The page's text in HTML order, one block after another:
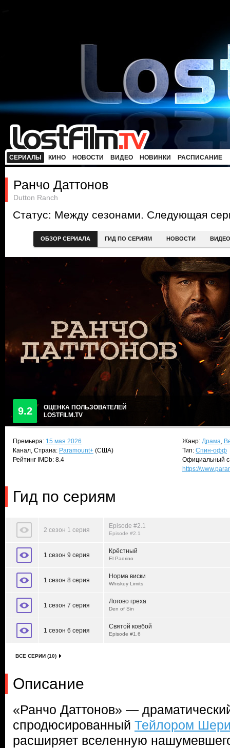
СЕРИАЛЫ КИНО НОВОСТИ ВИДЕО НОВИНКИ РАСПИСАНИЕ
Ранчо Даттонов
Dutton Ranch
Статус: Между сезонами. Следующая
ОБЗОР СЕРИАЛА ГИД ПО СЕРИЯМ НОВОСТИ ВИДЕО
9.2
ОЦЕНКА ПОЛЬЗОВАТЕЛЕЙ
LOSTFILM.TV
Премьера: 15 мая 2026
Канал, Страна: Paramount+ (США)
Рейтинг IMDb: 8.4
Жанр: Драма,
Тип: Спин-офф
Официальный
https://
Гид по сериям
2 сезон 1 серия
Episode #2.1
Episode #2.1
1 сезон 9 серия
Крёстный
El Padrino
1 сезон 8 серия
Норма виски
Whiskey Limits
1 сезон 7 серия
Логово греха
Den of Sin
1 сезон 6 серия
Святой ковбой
Episode #1.6
ВСЕ СЕРИИ (10)
Описание
«Ранчо Даттонов» —
спродюсированный Тейлором
расширяет вселенную